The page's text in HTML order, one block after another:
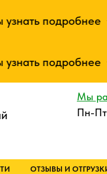
Мы
Пн-
ОТЗЫВЫ И